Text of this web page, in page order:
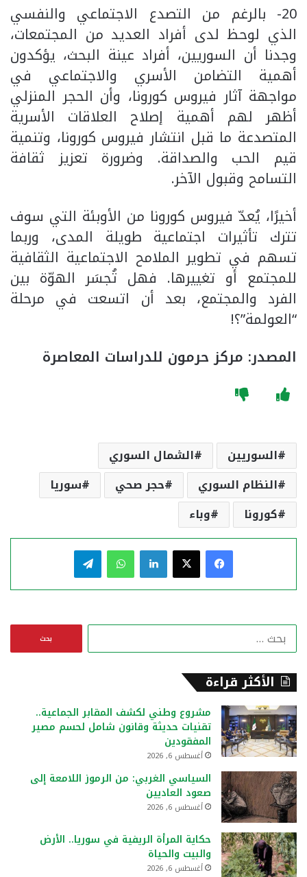
20- بالرغم من التصدع الاجتماعي والنفسي
الذي لوحظ لدى أفراد العديد من المجتمعات،
وجدنا أن السوريين، أفراد عينة البحث، يؤكدون
أهمية التضامن الأسري والاجتماعي في
مواجهة آثار فيروس كورونا، وأن الحجر المنزلي
أظهر لهم أهمية إصلاح العلاقات الأسرية
المتصدعة ما قبل انتشار فيروس كورونا، وتنمية
قيم الحب والصداقة. وضرورة تعزيز ثقافة
التسامح وقبول الآخر.
أخيرًا، يُعدّ فيروس كورونا من الأوبئة التي سوف
تترك تأثيرات اجتماعية طويلة المدى، وربما
تسهم في تطوير الملامح الاجتماعية الثقافية
للمجتمع أو تغييرها. فهل تُجسَر الهوّة بين
الفرد والمجتمع، بعد أن اتسعت في مرحلة
“العولمة”؟!
المصدر: مركز حرمون للدراسات المعاصرة
السوريين
الشمال السوري
النظام السوري
حجر صحي
سوريا
كورونا
وباء
فيسبوك لينكدإن واتساب
ن
الأكثر قراءة
مشروع وطني لكشف المقابر الجماعية..
تقنيات حديثة وقانون شامل لحسم مصير
المفقودين
أغسطس 6, 2026
السياسي الغربي: من الرموز اللامعة إلى
صعود العاديين
أغسطس 6, 2026
حكاية المرأة الريفية في سوريا.. الأرض
والبيت والحياة
أغسطس 6, 2026